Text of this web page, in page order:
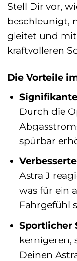
Stell Dir vor,
beschleunigt,
gleitet und
kraftvolleren
Die Vorteile
Durch die
spürbar
Astra J
was für ein
Fahrgefühl
Sportlicher
kernigeren,
Deinen